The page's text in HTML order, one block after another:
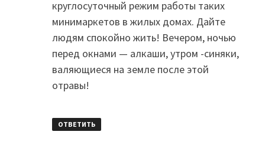
круглосуточный режим работы таких
минимаркетов в жилых домах. Дайте
людям спокойно жить! Вечером, ночью
перед окнами — алкаши, утром -синяки,
валяющиеся на земле после этой
отравы!
ОТВЕТИТЬ